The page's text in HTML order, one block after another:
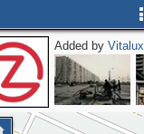
Added byVitalux